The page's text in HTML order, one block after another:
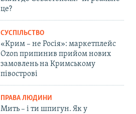
це?
СУСПІЛЬСТВО
«Крим – не Росія»: маркетплейс
Ozon припинив прийом нових
замовлень на Кримському
півострові
ПРАВА ЛЮДИНИ
Мить – і ти шпигун. Як у